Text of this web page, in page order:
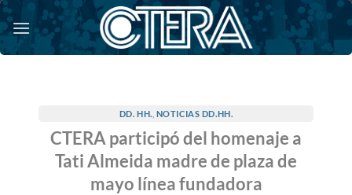
Saltar
al
contenido
DD. HH. NOTICIAS DD.HH.
CTERA participó del homenaje a
Tati Almeida madre de plaza de
mayo línea fundadora